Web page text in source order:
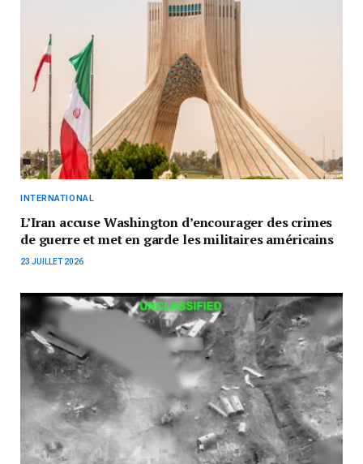
INTERNATIONAL
L’Iran accuse Washington d’encourager des crimes
de guerre et met en garde les militaires américains
23 JUILLET 2026